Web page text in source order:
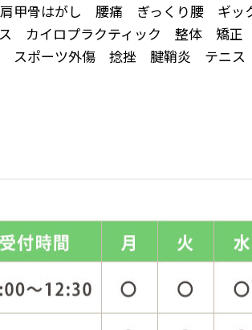
骨はがし 腰痛 ぎっくり腰 ギッ
カイロプラクティック 整体 矯正
スポーツ外傷 捻挫 腱鞘炎 テニス